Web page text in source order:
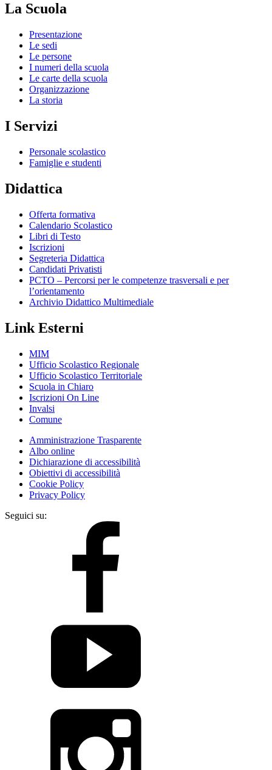
La Scuola
Presentazione
Le sedi
Le persone
I numeri della scuola
Le carte della scuola
Organizzazione
La storia
I Servizi
Personale scolastico
Famiglie e studenti
Didattica
Offerta formativa
Calendario Scolastico
Libri di Testo
Iscrizioni
Segreteria Didattica
Candidati Privatisti
PCTO – Percorsi per le competenze trasversali e per
l’orientamento
Archivio Didattico Multimediale
Link Esterni
MIM
Ufficio Scolastico Regionale
Ufficio Scolastico Territoriale
Scuola in Chiaro
Iscrizioni On Line
Invalsi
Comune
Amministrazione Trasparente
Albo online
Dichiarazione di accessibilità
Obiettivi di accessibilità
Cookie Policy
Privacy Policy
Seguici su: